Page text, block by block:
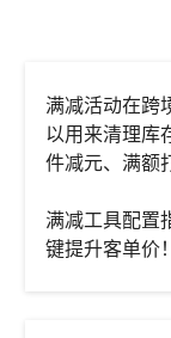
满减活动在跨
以用来清理库
件减元、满额
满减工具配置
键提升客单价